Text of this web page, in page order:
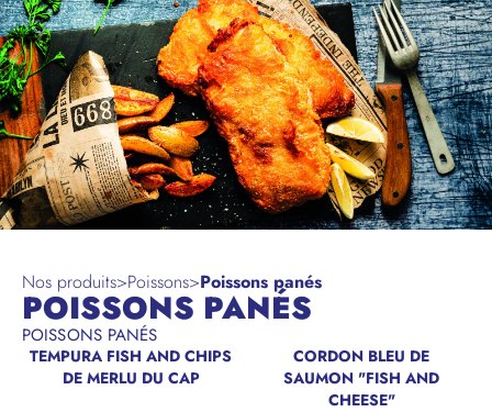
Nos produits>Poissons>Poissons panés
POISSONS PANÉS
POISSONS PANÉS
NOUVEAU
TEMPURA FISH AND CHIPS
DE MERLU DU CAP
CORDON BLEU DE
SAUMON "FISH AND
CHEESE"